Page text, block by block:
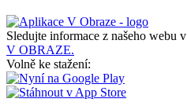
Sledujte informace z našeho webu v
V OBRAZE.
Volně ke stažení: